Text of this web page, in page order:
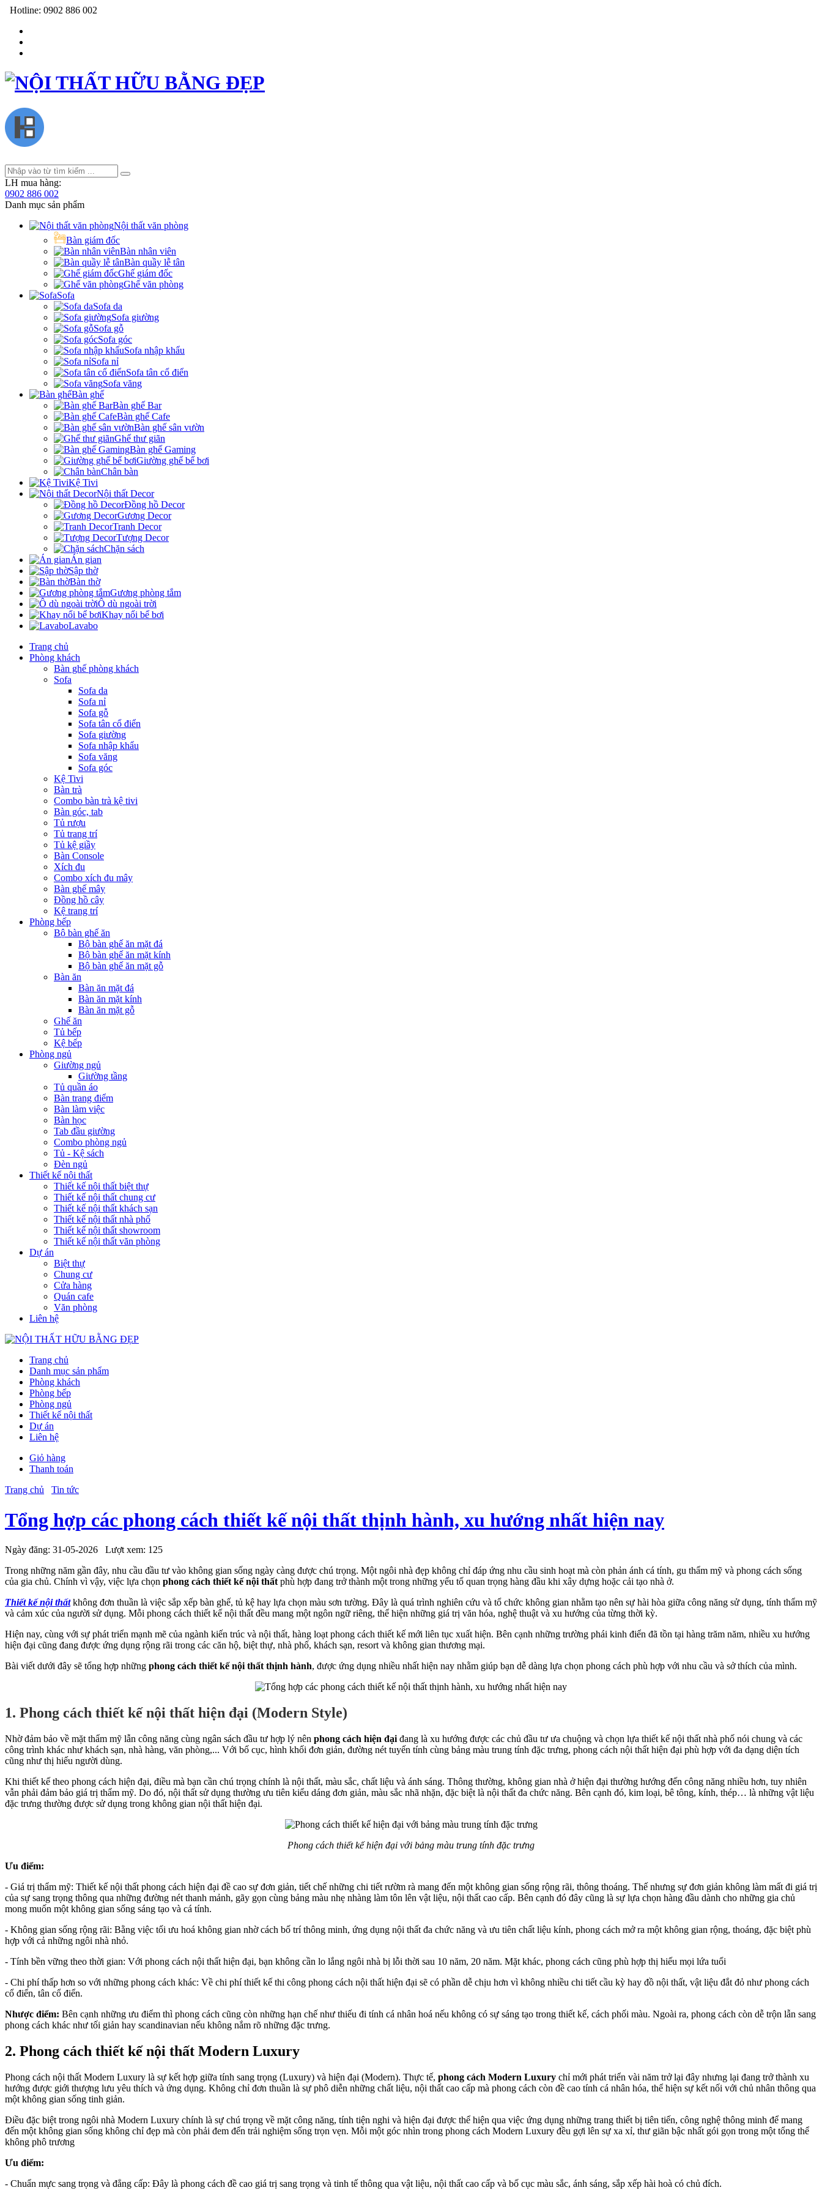
Hotline: 0902 886 002
LH mua hàng:
0902 886 002
Danh mục sản phẩm
Nội thất văn phòng
Bàn giám đốc
Bàn nhân viên
Bàn quầy lễ tân
Ghế giám đốc
Ghế văn phòng
Sofa
Sofa da
Sofa giường
Sofa gỗ
Sofa góc
Sofa nhập khẩu
Sofa nỉ
Sofa tân cổ điển
Sofa văng
Bàn ghế
Bàn ghế Bar
Bàn ghế Cafe
Bàn ghế sân vườn
Ghế thư giãn
Bàn ghế Gaming
Giường ghế bể bơi
Chân bàn
Kệ Tivi
Nội thất Decor
Đồng hồ Decor
Gương Decor
Tranh Decor
Tượng Decor
Chặn sách
Án gian
Sập thờ
Bàn thờ
Gương phòng tắm
Ô dù ngoài trời
Khay nổi bể bơi
Lavabo
Trang chủ
Phòng khách
Bàn ghế phòng khách
Sofa
Sofa da
Sofa nỉ
Sofa gỗ
Sofa tân cổ điển
Sofa giường
Sofa nhập khẩu
Sofa văng
Sofa góc
Kệ Tivi
Bàn trà
Combo bàn trà kệ tivi
Bàn góc, tab
Tủ rượu
Tủ trang trí
Tủ kệ giầy
Bàn Console
Xích đu
Combo xích đu mây
Bàn ghế mây
Đồng hồ cây
Kệ trang trí
Phòng bếp
Bộ bàn ghế ăn
Bộ bàn ghế ăn mặt đá
Bộ bàn ghế ăn mặt kính
Bộ bàn ghế ăn mặt gỗ
Bàn ăn
Bàn ăn mặt đá
Bàn ăn mặt kính
Bàn ăn mặt gỗ
Ghế ăn
Tủ bếp
Kệ bếp
Phòng ngủ
Giường ngủ
Giường tầng
Tủ quần áo
Bàn trang điểm
Bàn làm việc
Bàn học
Tab đầu giường
Combo phòng ngủ
Tủ - Kệ sách
Đèn ngủ
Thiết kế nội thất
Thiết kế nội thất biệt thự
Thiết kế nội thất chung cư
Thiết kế nội thất khách sạn
Thiết kế nội thất nhà phố
Thiết kế nội thất showroom
Thiết kế nội thất văn phòng
Dự án
Biệt thự
Chung cư
Cửa hàng
Quán cafe
Văn phòng
Liên hệ
Trang chủ
Danh mục sản phẩm
Phòng khách
Phòng bếp
Phòng ngủ
Thiết kế nội thất
Dự án
Liên hệ
Giỏ hàng
Thanh toán
Trang chủ
Tin tức
Tổng hợp các phong cách thiết kế nội thất thịnh hành, xu hướng nhất hiện nay
Ngày đăng: 31-05-2026 Lượt xem: 125
Trong những năm gần đây, nhu cầu đầu tư vào không gian sống ngày càng được chú trọng. Một ngôi nhà đẹp không chỉ đáp ứng nhu cầu sinh hoạt mà còn phản ánh cá tính, gu thẩm mỹ và phong cách sống
của gia chủ. Chính vì vậy, việc lựa chọn phong cách thiết kế nội thất phù hợp đang trở thành một trong những yếu tố quan trọng hàng đầu khi xây dựng hoặc cải tạo nhà ở.
Thiết kế nội thấtkhông đơn thuần là việc sắp xếp bàn ghế, tủ kệ hay lựa chọn màu sơn tường. Đây là quá trình nghiên cứu và tổ chức không gian nhằm tạo nên sự hài hòa giữa công năng sử dụng, tính thẩm mỹ
và cảm xúc của người sử dụng. Mỗi phong cách thiết kế nội thất đều mang một ngôn ngữ riêng, thể hiện những giá trị văn hóa, nghệ thuật và xu hướng của từng thời kỳ.
Hiện nay, cùng với sự phát triển mạnh mẽ của ngành kiến trúc và nội thất, hàng loạt phong cách thiết kế mới liên tục xuất hiện. Bên cạnh những trường phái kinh điển đã tồn tại hàng trăm năm, nhiều xu hướng
hiện đại cũng đang được ứng dụng rộng rãi trong các căn hộ, biệt thự, nhà phố, khách sạn, resort và không gian thương mại.
Bài viết dưới đây sẽ tổng hợp những phong cách thiết kế nội thất thịnh hành, được ứng dụng nhiều nhất hiện nay nhằm giúp bạn dễ dàng lựa chọn phong cách phù hợp với nhu cầu và sở thích của mình.
1. Phong cách thiết kế nội thất hiện đại (Modern Style)
Nhờ đảm bảo về mặt thẩm mỹ lẫn công năng cùng ngân sách đầu tư hợp lý nên phong cách hiện đại đang là xu hướng được các chủ đầu tư ưa chuộng và chọn lựa thiết kế nội thất nhà phố nói chung và các
công trình khác như khách sạn, nhà hàng, văn phòng,... Với bố cục, hình khối đơn giản, đường nét tuyến tính cùng bảng màu trung tính đặc trưng, phong cách nội thất hiện đại phù hợp với đa dạng diện tích
cũng như thị hiếu người dùng.
Khi thiết kế theo phong cách hiện đại, điều mà bạn cần chú trọng chính là nội thất, màu sắc, chất liệu và ánh sáng. Thông thường, không gian nhà ở hiện đại thường hướng đến công năng nhiều hơn, tuy nhiên
vẫn phải đảm bảo giá trị thẩm mỹ. Do đó, nội thất sử dụng thường ưu tiên kiểu dáng đơn giản, màu sắc nhã nhặn, đặc biệt là nội thất đa chức năng. Bên cạnh đó, kim loại, bê tông, kính, thép… là những vật liệu
đặc trưng thường được sử dụng trong không gian nội thất hiện đại.
Phong cách thiết kế hiện đại với bảng màu trung tính đặc trưng
Ưu điểm:
- Giá trị thẩm mỹ: Thiết kế nội thất phong cách hiện đại đề cao sự đơn giản, tiết chế những chi tiết rườm rà mang đến một không gian sống rộng rãi, thông thoáng. Thế nhưng sự đơn giản không làm mất đi giá trị
của sự sang trọng thông qua những đường nét thanh mảnh, gãy gọn cùng bảng màu nhẹ nhàng làm tôn lên vật liệu, nội thất cao cấp. Bên cạnh đó đây cũng là sự lựa chọn hàng đầu dành cho những gia chủ
mong muốn một không gian sống sáng tạo và cá tính.
- Không gian sống rộng rãi: Bằng việc tối ưu hoá không gian nhờ cách bố trí thông minh, ứng dụng nội thất đa chức năng và ưu tiên chất liệu kính, phong cách mở ra một không gian rộng, thoáng, đặc biệt phù
hợp với cả những ngôi nhà nhỏ.
- Tính bền vững theo thời gian: Với phong cách nội thất hiện đại, bạn không cần lo lắng ngôi nhà bị lỗi thời sau 10 năm, 20 năm. Mặt khác, phong cách cũng phù hợp thị hiếu mọi lứa tuổi
- Chi phí thấp hơn so với những phong cách khác: Về chi phí thiết kế thi công phong cách nội thất hiện đại sẽ có phần dễ chịu hơn vì không nhiều chi tiết cầu kỳ hay đồ nội thất, vật liệu đắt đỏ như phong cách
cổ điển, tân cổ điển.
Nhược điểm: Bên cạnh những ưu điểm thì phong cách cũng còn những hạn chế như thiếu đi tính cá nhân hoá nếu không có sự sáng tạo trong thiết kế, cách phối màu. Ngoài ra, phong cách còn dễ trộn lẫn sang
phong cách khác như tối giản hay scandinavian nếu không nắm rõ những đặc trưng.
2. Phong cách thiết kế nội thất Modern Luxury
Phong cách nội thất Modern Luxury là sự kết hợp giữa tính sang trọng (Luxury) và hiện đại (Modern). Thực tế, phong cách Modern Luxury chỉ mới phát triển vài năm trở lại đây nhưng lại đang trở thành xu
hướng được giới thượng lưu yêu thích và ứng dụng. Không chỉ đơn thuần là sự phô diễn những chất liệu, nội thất cao cấp mà phong cách còn đề cao tính cá nhân hóa, thể hiện sự kết nối với chủ nhân thông qua
một không gian sống tinh giản.
Điều đặc biệt trong ngôi nhà Modern Luxury chính là sự chú trọng về mặt công năng, tính tiện nghi và hiện đại được thể hiện qua việc ứng dụng những trang thiết bị tiên tiến, công nghệ thông minh để mang
đến một không gian sống không chỉ đẹp mà còn phải đem đến trải nghiệm sống trọn vẹn. Mỗi một góc nhìn trong phong cách Modern Luxury đều gợi lên sự xa xỉ, thư giãn bậc nhất gói gọn trong một tổng thể
không phô trương
Ưu điểm:
- Chuẩn mực sang trọng và đẳng cấp: Đây là phong cách đề cao giá trị sang trọng và tinh tế thông qua vật liệu, nội thất cao cấp và bố cục màu sắc, ánh sáng, sắp xếp hài hoà có chủ đích.